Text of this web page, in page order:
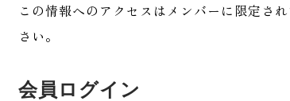
この情報へのアクセスはメンバーに限定さ
さい。
会員ログイン